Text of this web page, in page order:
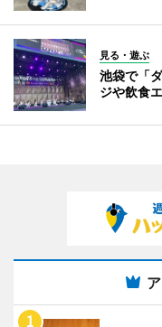
見る・遊ぶ
池袋で「
ジや飲食